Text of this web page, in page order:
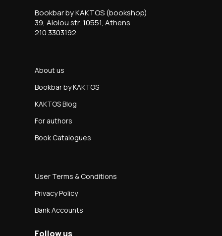
Bookbar by KAKTOS (bookshop)
39, Aiolou str, 10551, Athens
210 3303192
About us
Bookbar by KAKTOS
KAKTOS Blog
For authors
Book Catalogues
User Terms & Conditions
Privacy Policy
Bank Accounts
Follow us